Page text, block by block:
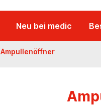
Neu bei medic
Ampullenöffner